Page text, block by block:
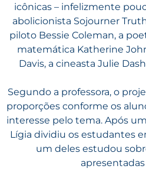
icônicas – infelizmente
abolicionista Sojourner
piloto Bessie Coleman, a
matemática Katherine
Davis, a cineasta Julie
Segundo a professora, o
proporções conforme os
interesse pelo tema. Após
Lígia dividiu os estudantes
um deles estudou